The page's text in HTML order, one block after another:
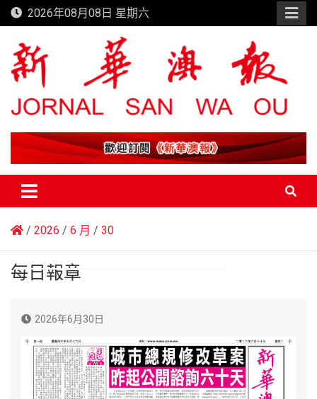
Skip
to
content
2026年08月08日 星期六
新華澳報
2026 6 月 30
每日報章
2026年6月30日